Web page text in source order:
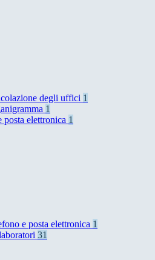
degli uffici 1
1
posta elettronica 1
e posta elettronica 1
31